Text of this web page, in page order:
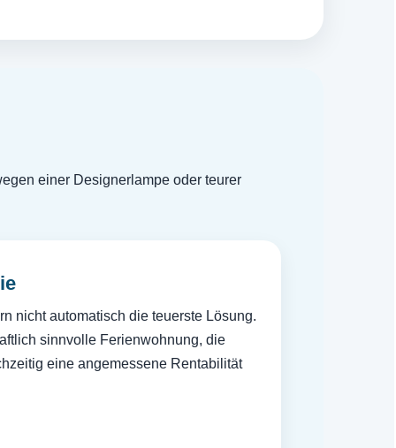
einer Designerlampe oder teurer
nicht automatisch die teuerste Lösung.
sinnvolle Ferienwohnung, die
eine angemessene Rentabilität